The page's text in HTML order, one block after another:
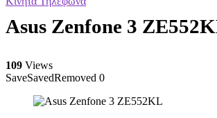
Asus Zenfone 3
109 Views
SaveSavedRemoved 0